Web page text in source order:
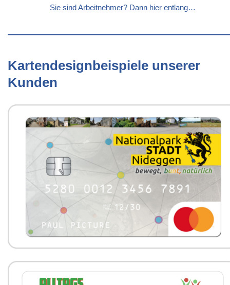
Sie sind Arbeitnehmer? Dann hier entlang…
Kartendesignbeispiele unserer
Kunden